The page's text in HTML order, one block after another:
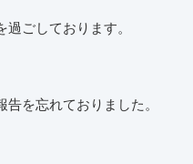
ごしております。
を忘れておりました。